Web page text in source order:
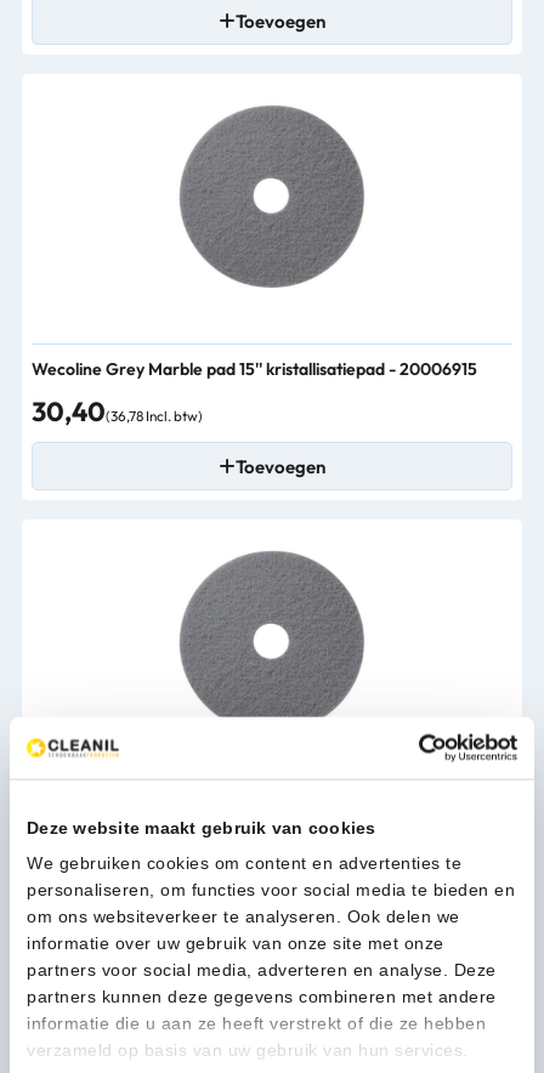
Deze website maakt gebruik van cookies
We gebruiken cookies om content en advertenties te
personaliseren, om functies voor social media te bieden en
om ons websiteverkeer te analyseren. Ook delen we
informatie over uw gebruik van onze site met onze
partners voor social media, adverteren en analyse. Deze
partners kunnen deze gegevens combineren met andere
informatie die u aan ze heeft verstrekt of die ze hebben
verzameld op basis van uw gebruik van hun services.
Toevoegen
Wecoline Grey Marble pad 15'' kristallisatiepad - 20006915
30,40(36,78 Incl. btw)
Toevoegen
33,18(40,15 Incl. btw)
Toevoegen